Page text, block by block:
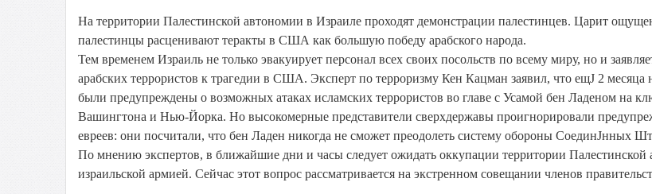
На территории Палестинской автономии в Израиле проходят демонстрации палестинцев. Царит
палестинцы расценивают теракты в США как большую победу арабского народа.
Тем временем Израиль не только эвакуирует персонал всех своих посольств по всему миру, но и
арабских террористов к трагедии в США. Эксперт по терроризму Кен Кацман заявил, что ещЈ 2
были предупреждены о возможных атаках исламских террористов во главе с Усамой бен Ладеном на
Вашингтона и Нью-Йорка. Но высокомерные представители сверхдержавы проигнорировали
евреев: они посчитали, что бен Ладен никогда не сможет преодолеть систему обороны СоединЈнных
По мнению экспертов, в ближайшие дни и часы следует ожидать оккупации территории Палестинской
израильской армией. Сейчас этот вопрос рассматривается на экстренном совещании членов